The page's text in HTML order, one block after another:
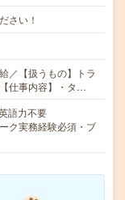
さい！
／【扱うもの】トラ
仕事内容】・タ…
語力不要
ク実務経験必須・ブ